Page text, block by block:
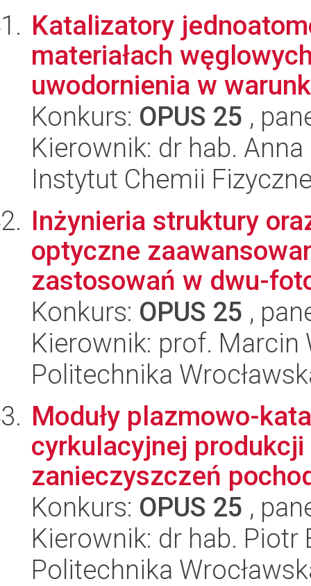
Katalizatory
materiałach
uwodornienia w
Konkurs: OPUS 25 ,
Kierownik: dr hab.
Instytut Chemii
Inżynieria struktury
optyczne
zastosowań w dwu-
Konkurs: OPUS 25 ,
Kierownik: prof. Marcin
Politechnika
Moduły plazmowo-
cyrkulacyjnej
zanieczyszczeń
Konkurs: OPUS 25 ,
Kierownik: dr hab. Piotr
Politechnika